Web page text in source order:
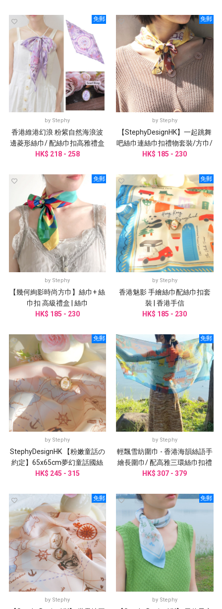
免郵
by Stephy
香港維港幻浪 粉紫自然海浪波
邊菱形絲巾/ 配絲巾扣高雅禮盒
圍巾
HK$ 218 - 258
免郵
by Stephy
【StephyDesignHK】一起跳舞
吧絲巾連絲巾扣禮物套裝/方巾/
頭巾/手腕帶/圍巾/姊姊禮物
HK$ 185 - 230
免郵
by Stephy
【幾何絢影時尚方巾】絲巾+ 絲
巾扣 高級禮盒 | 絲巾
HK$ 185 - 230
免郵
by Stephy
香港魅影 手繪絲巾配絲巾扣套
裝 | 香港手信
HK$ 185 - 230
免郵
by Stephy
StephyDesignHK 【粉嫩童話の
約定】65x65cm夢幻童話國絲
巾+ 絲巾扣 高級禮盒
HK$ 245 - 315
免郵
by Stephy
輕飄雪紡圍巾 - 香港海韻絲語手
繪長圍巾/ 配高雅三環絲巾扣禮
盒
HK$ 307 - 379
免郵
by Stephy
免郵
by Stephy